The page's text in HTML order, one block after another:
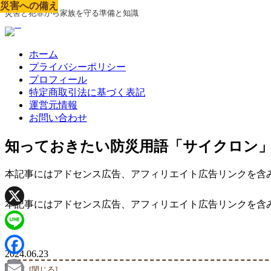
災害と犯罪から家族を守る準備と知識
ホーム
プライバシーポリシー
プロフィール
特定商取引法に基づく表記
運営元情報
お問い合わせ
知っておきたい防災用語「サイクロン」
本記事にはアドセンス広告、アフィリエイト広告リンクを含
本記事にはアドセンス広告、アフィリエイト広告リンクを含
災害への備え
2024.06.23
災害への備え
災害への備え
災害への備え
災害への備え
災害への備え
災害への備え
災害への備え
災害への備え
X
Line
Facebook